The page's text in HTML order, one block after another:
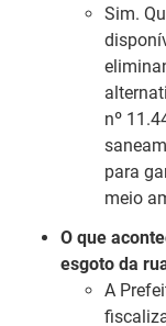
Sim.
nº
para
meio
O que
esgoto da
A